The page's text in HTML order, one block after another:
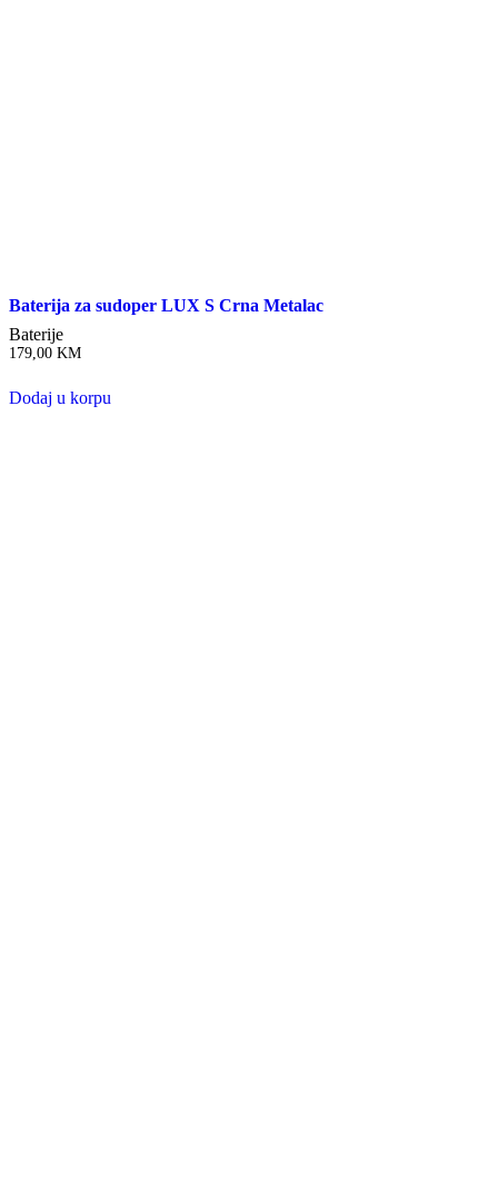
Baterija za sudoper LUX S Crna Metalac
Baterije
179,00 KM
Dodaj u korpu